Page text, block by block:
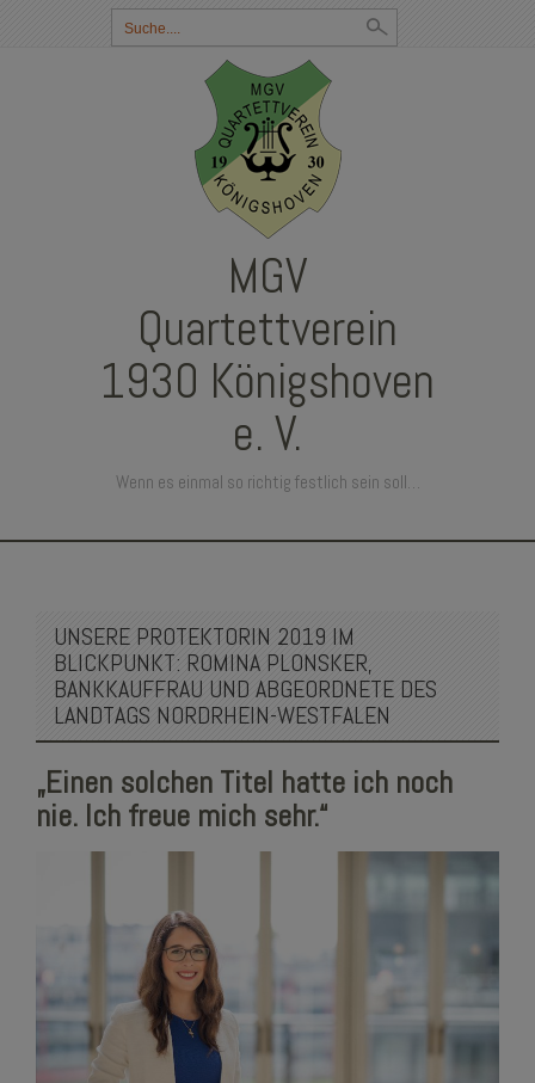
Suchbegriff
eingeben:
MGV
Quartettverein
1930 Königshoven
e. V.
Wenn es einmal so richtig festlich sein soll…
UNSERE PROTEKTORIN 2019 IM
BLICKPUNKT: ROMINA PLONSKER,
BANKKAUFFRAU UND ABGEORDNETE DES
LANDTAGS NORDRHEIN-WESTFALEN
„Einen solchen Titel hatte ich noch
nie. Ich freue mich sehr.“